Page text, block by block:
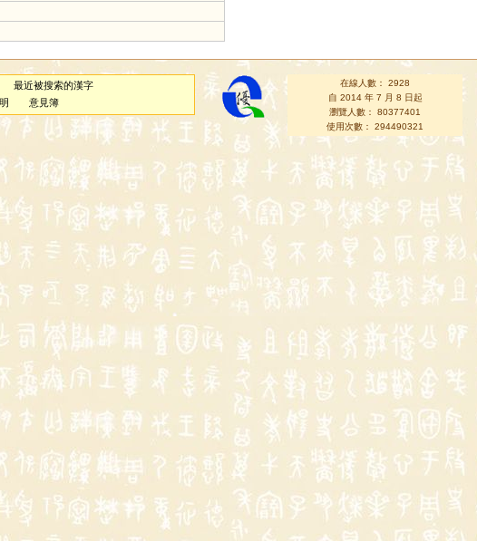
最近被搜索的漢字
意見簿
在線人數： 2928
自 2014 年 7 月 8 日起
瀏覽人數： 80377401
使用次數： 294490321